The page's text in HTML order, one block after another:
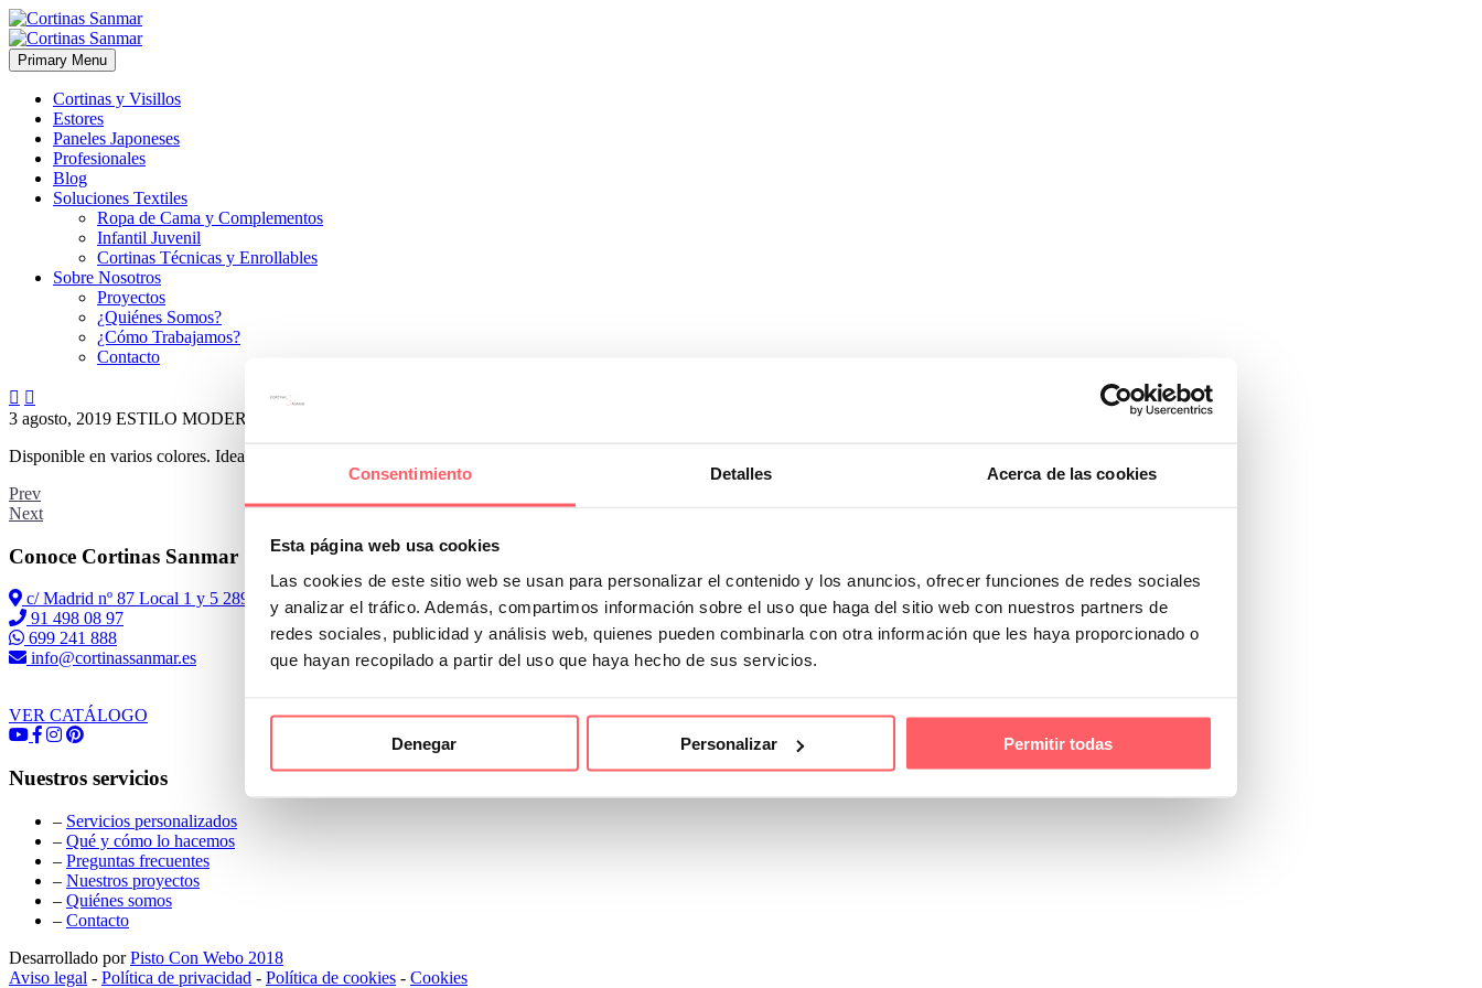
Consentimiento Detalles Acerca de las cookies
Esta página web usa cookies
Las cookies de este sitio web se usan para personalizar el contenido y los anuncios, ofrecer funciones de redes sociales
y analizar el tráfico. Además, compartimos información sobre el uso que haga del sitio web con nuestros partners de
redes sociales, publicidad y análisis web, quienes pueden combinarla con otra información que les haya proporcionado o
que hayan recopilado a partir del uso que haya hecho de sus servicios.
Denegar Personalizar Permitir todas
Primary Menu
Cortinas y Visillos
Estores
Paneles Japoneses
Profesionales
Blog
Soluciones Textiles
Ropa de Cama y Complementos
Infantil Juvenil
Cortinas Técnicas y Enrollables
Sobre Nosotros
Proyectos
¿Quiénes Somos?
¿Cómo Trabajamos?
Contacto
 
3 agosto, 2019 ESTILO MODERNO
Disponible en varios colores. Ideal para dormitorios y estudios. Además permite regular la entrada de luz
Prev
Next
Conoce Cortinas Sanmar
c/ Madrid nº 87 Local 1 y 5 28970 Madrid
91 498 08 97
699 241 888
info@cortinassanmar.es
VER CATÁLOGO
Nuestros servicios
– Servicios personalizados
– Qué y cómo lo hacemos
– Preguntas frecuentes
– Nuestros proyectos
– Quiénes somos
– Contacto
Desarrollado porPisto Con Webo 2018
Aviso legal - Política de privacidad - Política de cookies - Cookies